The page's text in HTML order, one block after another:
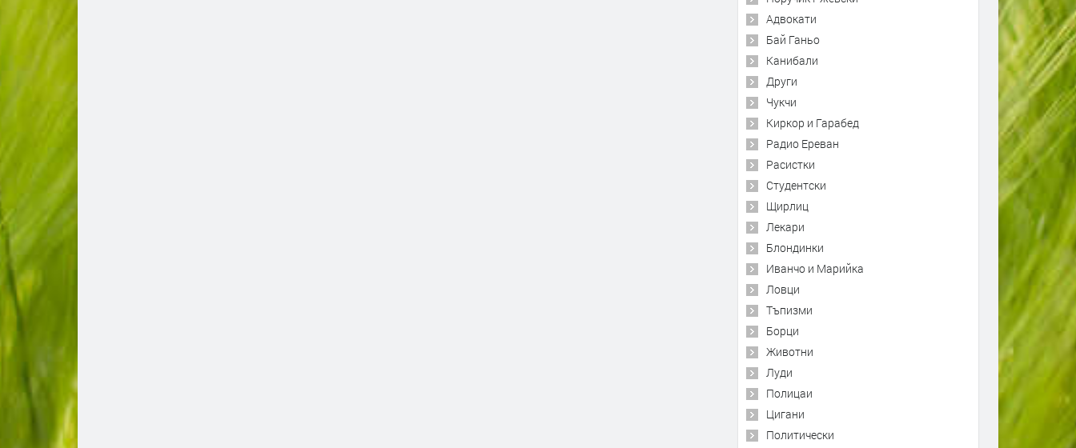
Адвокати
Бай Ганьо
Канибали
Други
Чукчи
Киркор и Гарабед
Радио Ереван
Расистки
Студентски
Щирлиц
Лекари
Блондинки
Иванчо и Марийка
Ловци
Тъпизми
Борци
Животни
Луди
Полицаи
Цигани
Политически